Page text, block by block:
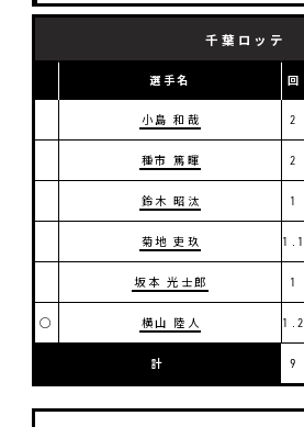
千葉ロッテ
選手名 回
小島 和哉 2
種市 篤暉 2
鈴木 昭汰 1
菊地 吏玖 1.1
坂本 光士郎 1
◯ 横山 陸人 1.2
計 9